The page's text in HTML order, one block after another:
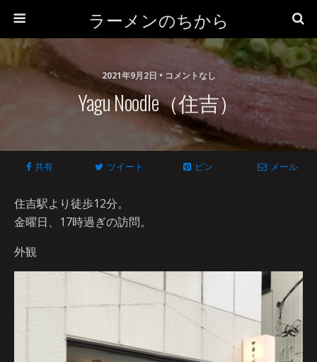
ラーメンのちから
2021年9月2日 • コメントなし
Yagu Noodle（住吉）
共有 ツイート ピン メール
住吉駅より徒歩12分。
金曜日、17時過ぎの訪問。
外観